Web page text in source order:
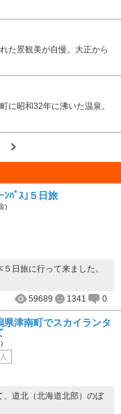
た景観美が自慢。大正から
に昭和32年に沸いた温泉。
ﾝﾊﾟｽ｣５日旅
)
日旅に行って来ました。
59689
1341 0
津南町でスカイランタ
道北（北海道北部）のぼ